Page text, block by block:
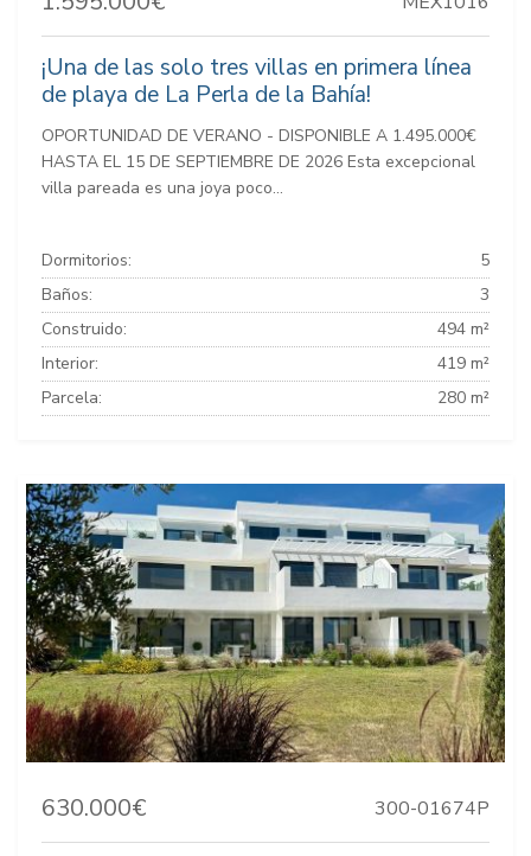
¡Una de las solo tres villas en primera línea
de playa de La Perla de la Bahía!
OPORTUNIDAD DE VERANO - DISPONIBLE A 1.495.000€
HASTA EL 15 DE SEPTIEMBRE DE 2026 Esta excepcional
villa pareada es una joya poco...
Dormitorios:
5
Baños:
3
Construido:
494 m²
Interior:
419 m²
Parcela:
280 m²
630.000€ 300-01674P